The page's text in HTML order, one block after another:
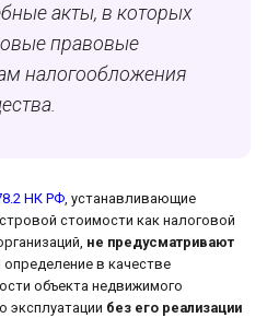
акты, в которых
правовые
налогообложения
НК РФ, устанавливающие
стоимости как налоговой
не предусматривают
в качестве
объекта недвижимого
эксплуатации без его реализации